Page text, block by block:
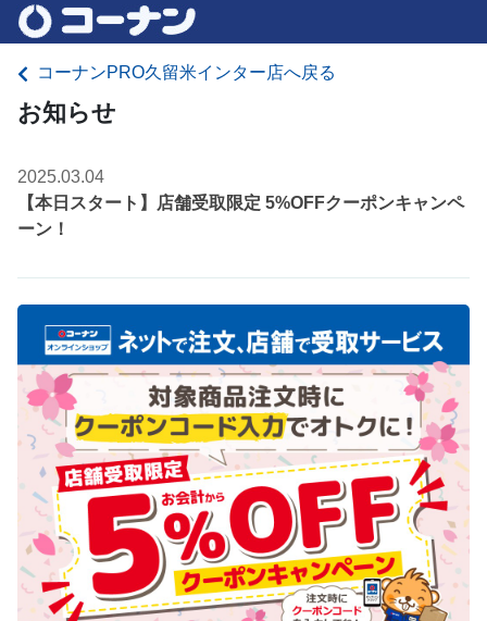
コーナンPRO久留米インター店へ戻る
お知らせ
2025.03.04
【本日スタート】店舗受取限定 5%OFFクーポンキャンペ
ーン！